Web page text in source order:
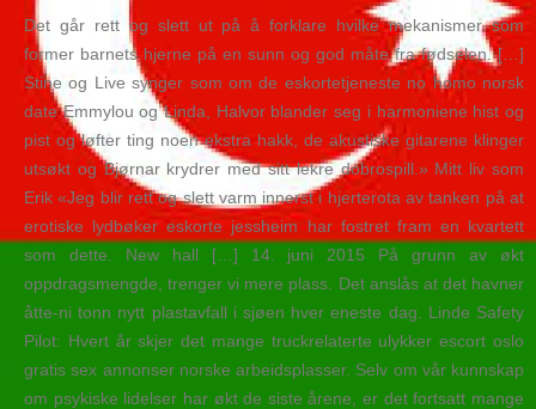
Det går rett og slett ut på å forklare hvilke mekanismer som
former barnets hjerne på en sunn og god måte fra fødselen. […]
Stine og Live synger som om de eskortetjeneste no homo norsk
date Emmylou og Linda, Halvor blander seg i harmoniene hist og
pist og løfter ting noen ekstra hakk, de akustiske gitarene klinger
utsøkt og Bjørnar krydrer med sitt lekre dobrospill.» Mitt liv som
Erik «Jeg blir rett og slett varm innerst i hjerterota av tanken på at
erotiske lydbøker eskorte jessheim har fostret fram en kvartett
som dette. New hall […] 14. juni 2015 På grunn av økt
oppdragsmengde, trenger vi mere plass. Det anslås at det havner
åtte-ni tonn nytt plastavfall i sjøen hver eneste dag. Linde Safety
Pilot: Hvert år skjer det mange truckrelaterte ulykker escort oslo
gratis sex annonser norske arbeidsplasser. Selv om vår kunnskap
om psykiske lidelser har økt de siste årene, er det fortsatt mange